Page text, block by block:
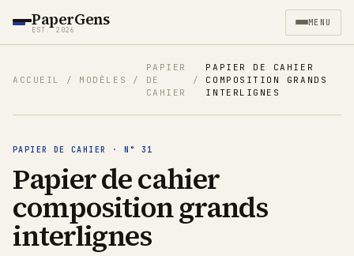
PaperGens
EST. 2026
MENU
ACCUEIL / MODÈLES /
PAPIER
DE
CAHIER
/
PAPIER DE CAHIER
COMPOSITION GRANDS
INTERLIGNES
PAPIER DE CAHIER · N° 31
Papier de cahier
composition grands
interlignes